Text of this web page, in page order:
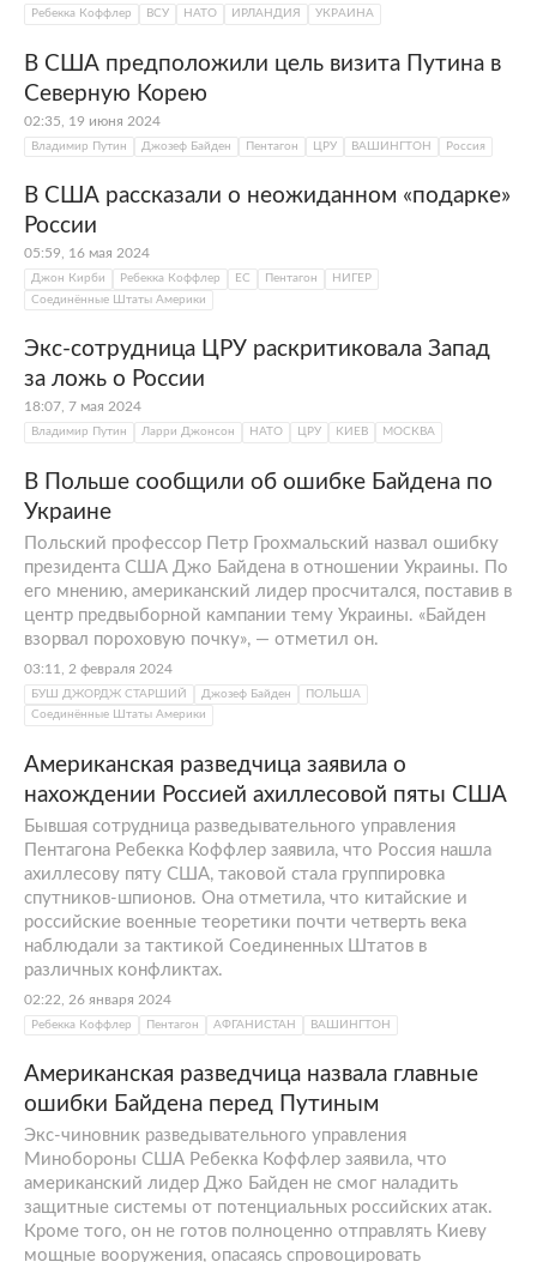
Ребекка Коффлер ВСУ НАТО ИРЛАНДИЯ УКРАИНА
В США предположили цель визита Путина в
Северную Корею
02:35, 19 июня 2024
Владимир Путин Джозеф Байден Пентагон ЦРУ ВАШИНГТОН Россия
В США рассказали о неожиданном «подарке»
России
05:59, 16 мая 2024
Джон Кирби Ребекка Коффлер ЕС Пентагон
НИГЕР
Соединённые Штаты Америки
Экс-сотрудница ЦРУ раскритиковала Запад
за ложь о России
18:07, 7 мая 2024
Владимир Путин Ларри Джонсон НАТО ЦРУ КИЕВ МОСКВА
В Польше сообщили об ошибке Байдена по
Украине
Польский профессор Петр Грохмальский назвал ошибку
президента США Джо Байдена в отношении Украины. По
его мнению, американский лидер просчитался, поставив в
центр предвыборной кампании тему Украины. «Байден
взорвал пороховую почку», — отметил он.
03:11, 2 февраля 2024
БУШ ДЖОРДЖ СТАРШИЙ Джозеф Байден
ПОЛЬША
Соединённые Штаты Америки
Американская разведчица заявила о
нахождении Россией ахиллесовой пяты США
Бывшая сотрудница разведывательного управления
Пентагона Ребекка Коффлер заявила, что Россия нашла
ахиллесову пяту США, таковой стала группировка
спутников-шпионов. Она отметила, что китайские и
российские военные теоретики почти четверть века
наблюдали за тактикой Соединенных Штатов в
различных конфликтах.
02:22, 26 января 2024
Ребекка Коффлер Пентагон АФГАНИСТАН ВАШИНГТОН
Американская разведчица назвала главные
ошибки Байдена перед Путиным
Экс-чиновник разведывательного управления
Минобороны США Ребекка Коффлер заявила, что
американский лидер Джо Байден не смог наладить
защитные системы от потенциальных российских атак.
Кроме того, он не готов полноценно отправлять Киеву
мощные вооружения, опасаясь спровоцировать